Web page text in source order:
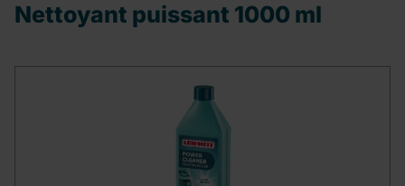
Nettoyant puissant 1000 ml